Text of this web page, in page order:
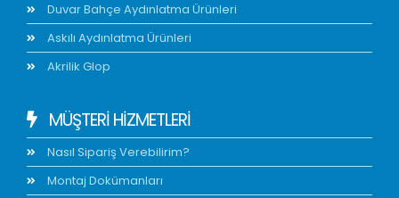
Duvar Bahçe Aydınlatma Ürünleri
Askılı Aydınlatma Ürünleri
Akrilik Glop
MÜŞTERİ HİZMETLERİ
Nasıl Sipariş Verebilirim?
Montaj Dokümanları